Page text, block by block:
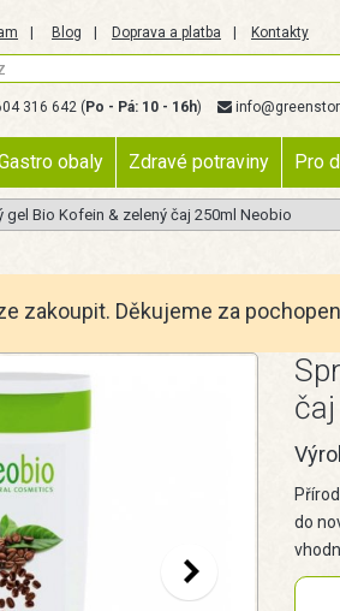
Blog Doprava a platba Kontakty
316 642 ( Po - Pá: 10 - 16h)
obaly Zdravé potraviny Pro
gel Bio Kofein & zelený čaj 250ml Neobio
zakoupit. Děkujeme za
do